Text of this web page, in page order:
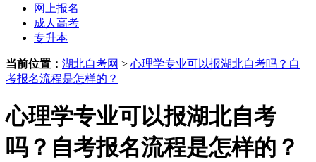
网上报名
成人高考
专升本
当前位置： 湖北自考网 > 心理学专业可以报湖北自考吗？自
考报名流程是怎样的？
心理学专业可以报湖北自考
吗？自考报名流程是怎样的？